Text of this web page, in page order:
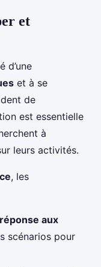
et
d’une
et à se
de
est essentielle
à
leurs activités.
, les
aux
scénarios pour